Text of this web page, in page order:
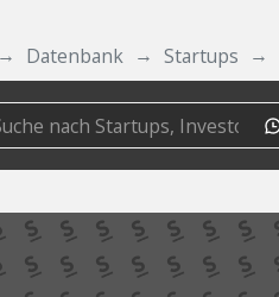
Datenbank Startups